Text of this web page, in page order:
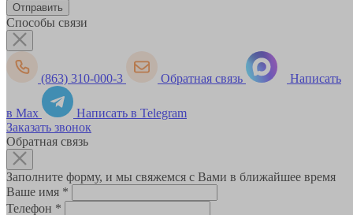
Способы связи
(863) 310-000-3 Обратная связь Написать
в Max
Написать в Telegram
Заказать звонок
Обратная связь
Заполните форму, и мы свяжемся с Вами в ближайшее время
Ваше имя *
Телефон *